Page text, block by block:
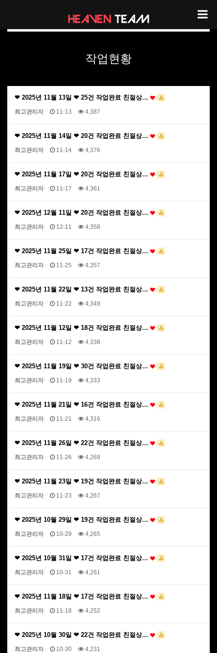
헤븐팀 작업현황
작업현황
❤ 2025년 11월 13일 ❤ 25건 작업완료 친절상…
최고관리자 11-13 4,387
❤ 2025년 11월 14일 ❤ 20건 작업완료 친절상…
최고관리자 11-14 4,376
❤ 2025년 11월 17일 ❤ 20건 작업완료 친절상…
최고관리자 11-17 4,361
❤ 2025년 12월 11일 ❤ 20건 작업완료 친절상…
최고관리자 12-11 4,358
❤ 2025년 11월 25일 ❤ 17건 작업완료 친절상…
최고관리자 11-25 4,357
❤ 2025년 11월 22일 ❤ 13건 작업완료 친절상…
최고관리자 11-22 4,349
❤ 2025년 11월 12일 ❤ 18건 작업완료 친절상…
최고관리자 11-12 4,338
❤ 2025년 11월 19일 ❤ 30건 작업완료 친절상…
최고관리자 11-19 4,333
❤ 2025년 11월 21일 ❤ 16건 작업완료 친절상…
최고관리자 11-21 4,316
❤ 2025년 11월 26일 ❤ 22건 작업완료 친절상…
최고관리자 11-26 4,269
❤ 2025년 11월 23일 ❤ 19건 작업완료 친절상…
최고관리자 11-23 4,267
❤ 2025년 10월 29일 ❤ 19건 작업완료 친절상…
최고관리자 10-29 4,265
❤ 2025년 10월 31일 ❤ 17건 작업완료 친절상…
최고관리자 10-31 4,261
❤ 2025년 11월 18일 ❤ 17건 작업완료 친절상…
최고관리자 11-18 4,252
❤ 2025년 10월 30일 ❤ 22건 작업완료 친절상…
최고관리자 10-30 4,231